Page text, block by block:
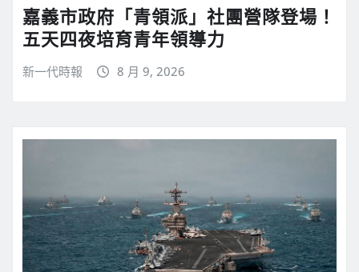
嘉義市政府「青領派」社團營隊登場！
五天四夜培育青年領導力
新一代時報 8 月 9, 2026